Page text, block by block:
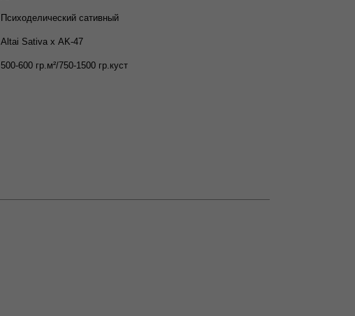
Психоделический сативный
Altai Sativa х AK-47
500-600 гр.м²/750-1500 гр.куст